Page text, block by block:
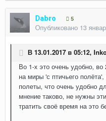
Dabro 5
Опубликовано 13
В 13.01.2017 в 05:12,
Во 1-х это очень удобно,
на миры 'с птичьего
полеты, что очень удобно
мнение таково, не нужны
тратить своё время на это